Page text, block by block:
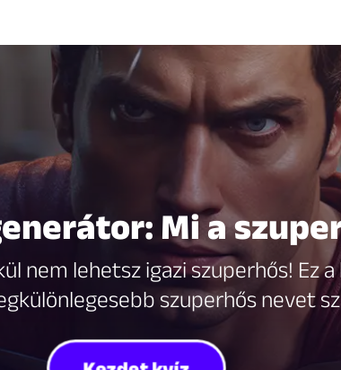
Mi a
nem lehetsz igazi szuperhős! Ez
szuperhős nevet